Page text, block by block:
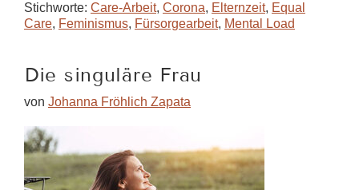
Stichworte: Care-Arbeit, Corona, Elternzeit, Equal
Care, Feminismus, Fürsorgearbeit, Mental Load
Die singuläre Frau
von Johanna Fröhlich Zapata